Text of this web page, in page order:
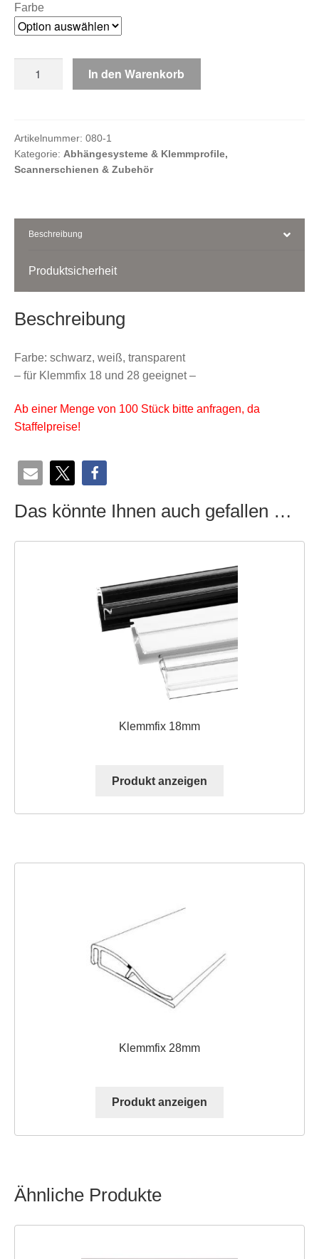
Kasse
Farbe
und
28
Menge
In den Warenkorb
Artikelnummer: 080-1
Kategorie: Abhängesysteme & Klemmprofile,
Scannerschienen & Zubehör
Beschreibung
Produktsicherheit
Beschreibung
Farbe: schwarz, weiß, transparent
– für Klemmfix 18 und 28 geeignet –
Ab einer Menge von 100 Stück bitte anfragen, da
Staffelpreise!
Das könnte Ihnen auch gefallen …
Klemmfix 18mm
Produkt anzeigen
Klemmfix 28mm
Produkt anzeigen
Ähnliche Produkte